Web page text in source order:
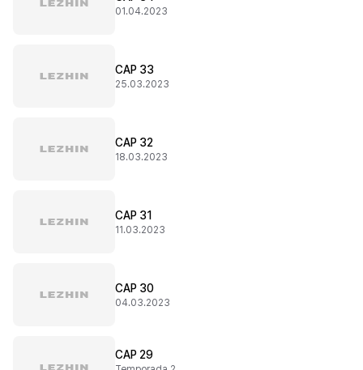
01.04.2023
CAP 33
25.03.2023
CAP 32
18.03.2023
CAP 31
11.03.2023
CAP 30
04.03.2023
CAP 29